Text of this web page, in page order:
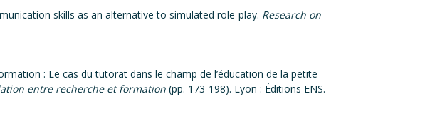
skills as an alternative to simulated role-play. Research on
: Le cas du tutorat dans le champ de l’éducation de la petite
entre recherche et formation (pp. 173-198). Lyon : Éditions ENS.